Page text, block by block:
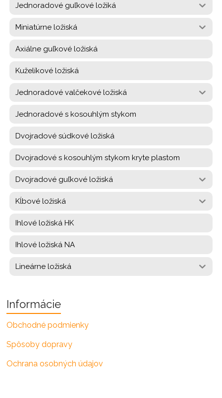
Jednoradové guľkové ložiká
Miniatúrne ložiská
Axiálne guľkové ložiská
Kuželíkové ložiská
Jednoradové valčekové ložiská
Jednoradové s kosouhlým stykom
Dvojradové súdkové ložiská
Dvojradové s kosouhlým stykom kryte plastom
Dvojradové guľkové ložiská
Kĺbové ložiská
Ihlové ložiská HK
Ihlové ložiská NA
Lineárne ložiská
Informácie
Obchodné podmienky
Spôsoby dopravy
Ochrana osobných údajov